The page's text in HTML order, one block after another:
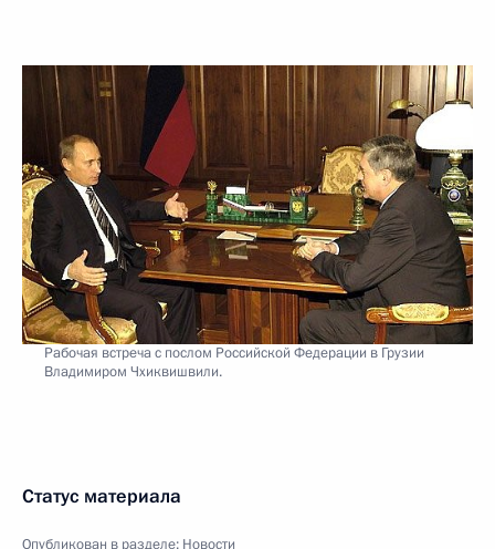
Рабочая встреча с послом Российской Федерации в Грузии
Владимиром Чхиквишвили.
Статус материала
Опубликован в разделе: Новости